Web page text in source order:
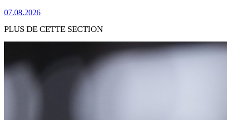
07.08.2026
PLUS DE CETTE SECTION